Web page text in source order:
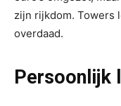
zijn rijkdom. Towers
overdaad.
Persoonlijk